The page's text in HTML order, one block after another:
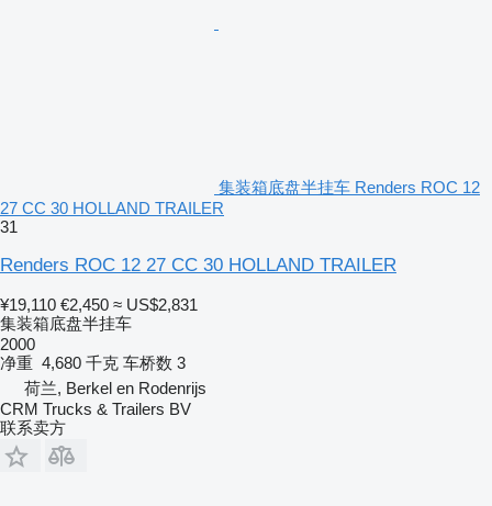
集装箱底盘半挂车 Renders ROC 12
27 CC 30 HOLLAND TRAILER
31
Renders ROC 12 27 CC 30 HOLLAND TRAILER
¥19,110 €2,450 ≈ US$2,831
集装箱底盘半挂车
2000
净重 4,680 千克 车桥数 3
荷兰, Berkel en Rodenrijs
CRM Trucks & Trailers BV
联系卖方